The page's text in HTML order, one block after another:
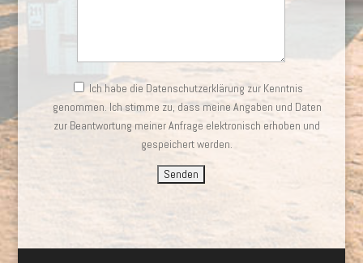
Ich habe die Datenschutzerklärung zur Kenntnis
genommen. Ich stimme zu, dass meine Angaben und Daten
zur Beantwortung meiner Anfrage elektronisch erhoben und
gespeichert werden.